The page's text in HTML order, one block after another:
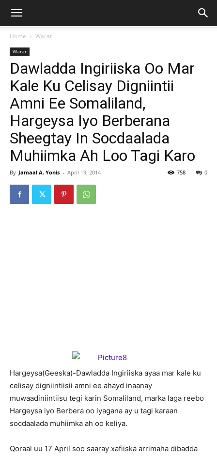
Home Warar
Warar
Dawladda Ingiriiska Oo Mar
Kale Ku Celisay Digniintii
Amni Ee Somaliland,
Hargeysa Iyo Berberana
Sheegtay In Socdaalada
Muhiimka Ah Loo Tagi Karo
By Jamaal A. Yonis - April 19, 2014 0
758
Hargeysa(Geeska)-Dawladda Ingiriiska ayaa mar kale ku
celisay digniintiisii amni ee ahayd inaanay
muwaadiniintiisu tegi karin Somaliland, marka laga reebo
Hargeysa iyo Berbera oo iyagana ay u tagi karaan
socdaalada muhiimka ah oo keliya.
Qoraal uu 17 April soo saaray xafiiska arrimaha dibadda